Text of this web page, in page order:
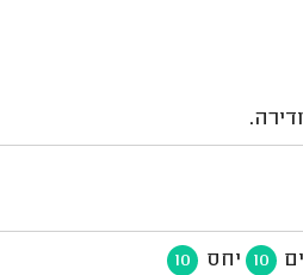
10 יחס 10